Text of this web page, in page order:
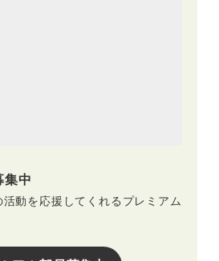
集中
動を応援してくれるプレミアム